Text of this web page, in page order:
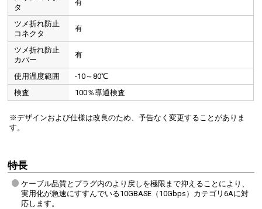
タ
有
ツメ折れ防止
コネクタ
有
ツメ折れ防止
カバー
有
使用温度範囲
-10～80℃
検査
100％導通検査
※デザインおよび仕様は改良のため、予告なく変更することがありま
す。
特長
ケーブル品質とプラグ内のより戻しを極限まで抑えることにより、
実用化が急速にすすんでいる10GBASE（10Gbps）カテゴリ6Aに対
応します。